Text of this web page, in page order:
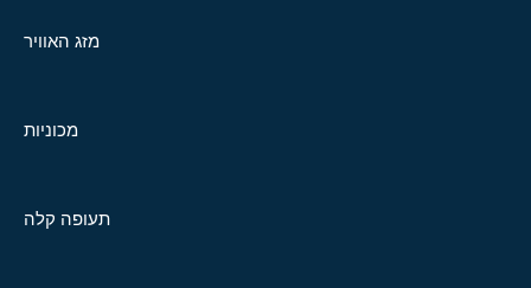
מזג האוויר
מכוניות
תעופה קלה